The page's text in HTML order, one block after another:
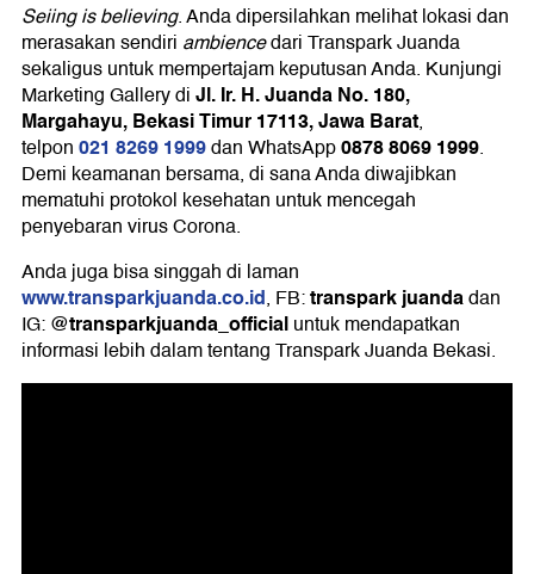
Seiing is believing. Anda dipersilahkan melihat lokasi dan
merasakan sendiri ambiencedari Transpark Juanda
sekaligus untuk mempertajam keputusan Anda. Kunjungi
Marketing Gallery diJl. Ir. H. Juanda No. 180,
Margahayu, Bekasi Timur 17113, Jawa Barat,
telpon021 8269 1999dan WhatsApp0878 8069 1999.
Demi keamanan bersama, di sana Anda diwajibkan
mematuhi protokol kesehatan untuk mencegah
penyebaran virus Corona.
Anda juga bisa singgah di laman
www.transparkjuanda.co.id, FB:transpark juandadan
IG:@transparkjuanda_officialuntuk mendapatkan
informasi lebih dalam tentang Transpark Juanda Bekasi.